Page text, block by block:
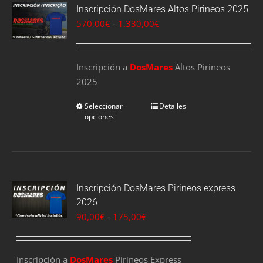
Inscripción DosMares Altos Pirineos 2025
570,00€ - 1.330,00€
precios:
desde
1.330,00€
Inscripción a DosMares Altos Pirineos
2025
Seleccionar
opciones
Detalles
Inscripción DosMares Pirineos express
2026
90,00€ - 175,00€
desde
Inscripción a DosMares Pirineos Express